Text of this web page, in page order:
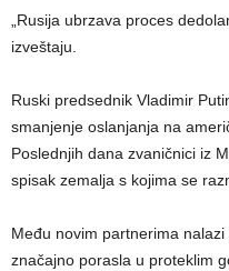
„Rusija ubrzava proces
izveštaju.
Ruski predsednik Vladimir
smanjenje oslanjanja na
Poslednjih dana zvaničnici iz
spisak zemalja s kojima se
Među novim partnerima
značajno porasla u proteklim